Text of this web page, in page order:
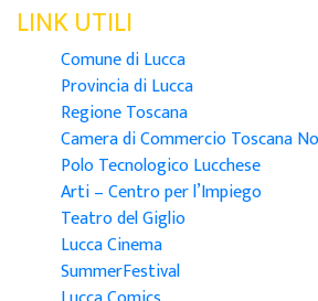
LINK UTILI
Comune di Lucca
Provincia di Lucca
Regione Toscana
Camera di Commercio Toscana
Polo Tecnologico Lucchese
Arti – Centro per l’Impiego
Teatro del Giglio
Lucca Cinema
SummerFestival